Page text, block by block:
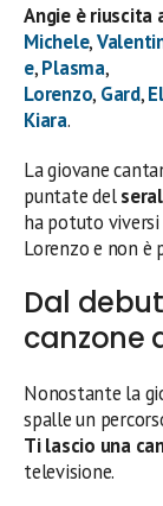
Angie è riuscita
Michele,
e,Plasma,
Lorenzo, Gard,
Kiara.
La giovane
puntate del
ha potuto
Lorenzo e non
Dal
canzone
Nonostante la
spalle un
Ti lascio una
televisione.